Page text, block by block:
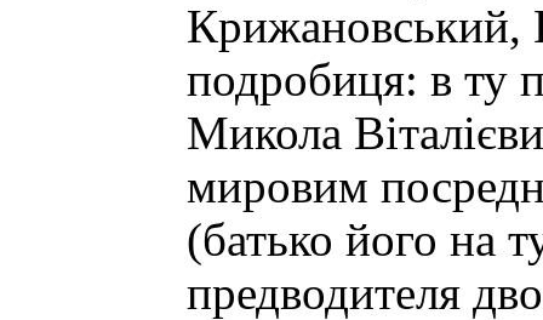
Крижановський,
подробиця: в ту
Микола
мировим
(батько його на
предводителя